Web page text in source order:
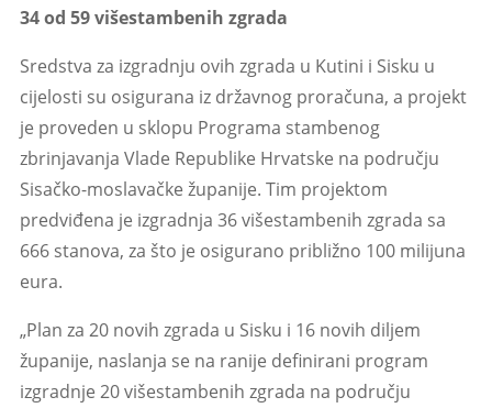
34 od 59 višestambenih zgrada
Sredstva za izgradnju ovih zgrada u Kutini i Sisku u
cijelosti su osigurana iz državnog proračuna, a projekt
je proveden u sklopu Programa stambenog
zbrinjavanja Vlade Republike Hrvatske na području
Sisačko-moslavačke županije. Tim projektom
predviđena je izgradnja 36 višestambenih zgrada sa
666 stanova, za što je osigurano približno 100 milijuna
eura.
„Plan za 20 novih zgrada u Sisku i 16 novih diljem
županije, naslanja se na ranije definirani program
izgradnje 20 višestambenih zgrada na području